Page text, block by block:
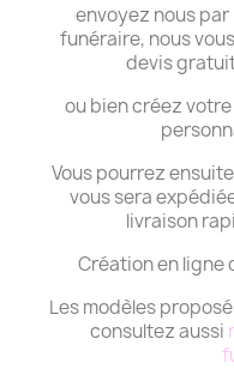
envoyez nous
funéraire, nous
devis
ou bien créez
Vous pourrez
vous sera
livraison
Création en ligne
Les modèles
consultez aussi